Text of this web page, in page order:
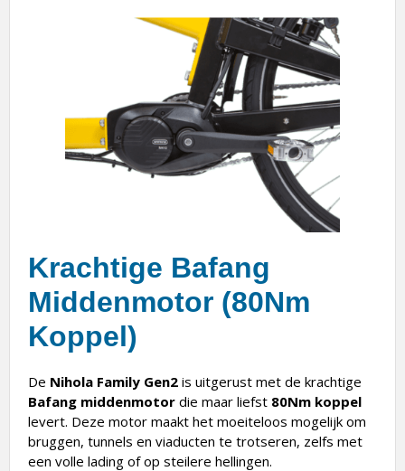
Krachtige Bafang
Middenmotor (80Nm
Koppel)
De Nihola Family Gen2 is uitgerust met de krachtige
Bafang middenmotor die maar liefst 80Nm koppel
levert. Deze motor maakt het moeiteloos mogelijk om
bruggen, tunnels en viaducten te trotseren, zelfs met
een volle lading of op steilere hellingen.